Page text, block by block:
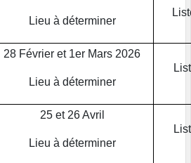
Lieu à déterminer
28 Février et 1er Mars 2026
Lieu à déterminer
25 et 26 Avril
Lieu à déterminer